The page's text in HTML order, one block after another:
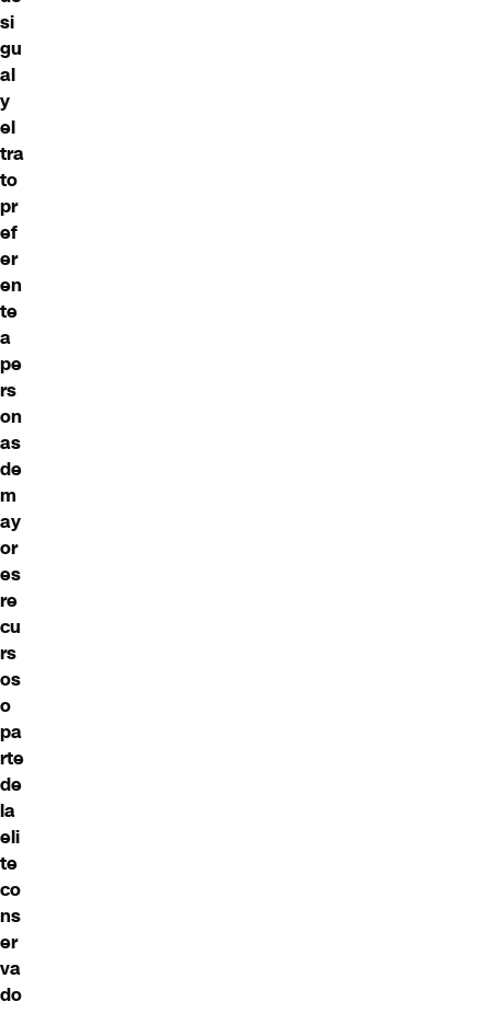
si
gu
al
y
el
tra
to
pr
ef
er
en
te
a
pe
rs
on
as
de
m
ay
or
es
re
cu
rs
os
o
pa
rte
de
la
eli
te
co
ns
er
va
do